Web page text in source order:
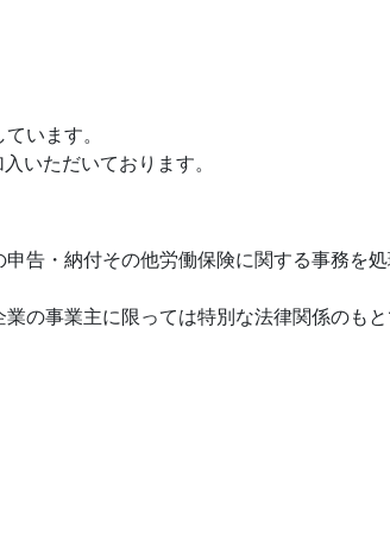
います。
いただいております。
告・納付その他労働保険に関する事務を
の事業主に限っては特別な法律関係のも